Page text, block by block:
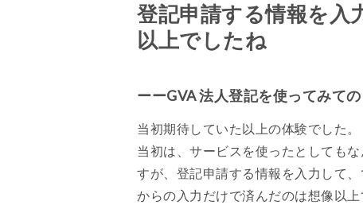
登記申請する情報を入
以上でしたね
ーーGVA 法人登記を使ってみて
当初期待していた以上の体験でした。
当初は、サービスを使ったとしても
すが、登記申請する情報を入力して
からの入力だけで済んだのは想像以上